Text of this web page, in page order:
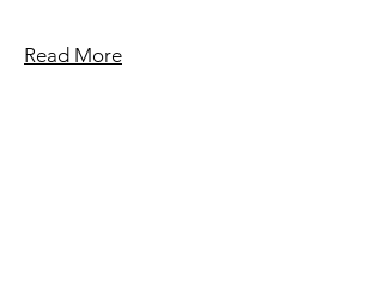
Read More